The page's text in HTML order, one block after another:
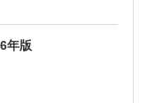
年版